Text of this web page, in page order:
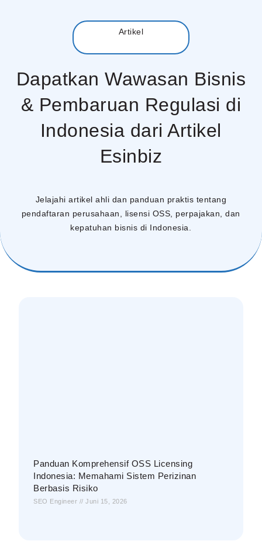
Artikel
Dapatkan Wawasan Bisnis
& Pembaruan Regulasi di
Indonesia dari Artikel
Esinbiz
Jelajahi artikel ahli dan panduan praktis tentang
pendaftaran perusahaan, lisensi OSS, perpajakan, dan
kepatuhan bisnis di Indonesia.
Panduan Komprehensif OSS Licensing
Indonesia: Memahami Sistem Perizinan
Berbasis Risiko
SEO Engineer Juni 15, 2026